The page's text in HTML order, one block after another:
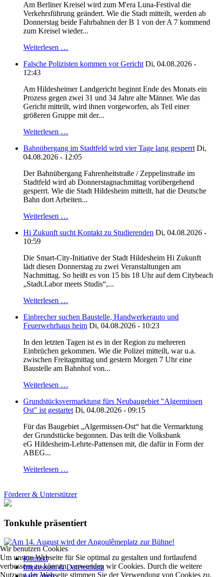
Am Berliner Kreisel wird zum M'era Luna-Festival die
Verkehrsführung geändert. Wie die Stadt mitteilt, werden ab
Donnerstag beide Fahrbahnen der B 1 von der A 7 kommend
zum Kreisel wieder...
Weiterlesen …
Falsche Polizisten kommen vor Gericht Di, 04.08.2026 -
12:43
Am Hildesheimer Landgericht beginnt Ende des Monats ein
Prozess gegen zwei 31 und 34 Jahre alte Männer. Wie das
Gericht mitteilt, wird ihnen vorgeworfen, als Teil einer
größeren Gruppe mit der...
Weiterlesen …
Bahnübergang im Stadtfeld wird vier Tage lang gesperrt Di,
04.08.2026 - 12:05
Der Bahnübergang Fahrenheitstraße / Zeppelinstraße im
Stadtfeld wird ab Donnerstagnachmittag vorübergehend
gesperrt. Wie die Stadt Hildesheim mitteilt, hat die Deutsche
Bahn dort Arbeiten...
Weiterlesen …
Hi Zukunft sucht Kontakt zu Studierenden Di, 04.08.2026 -
10:59
Die Smart-City-Initiative der Stadt Hildesheim Hi Zukunft
lädt diesen Donnerstag zu zwei Veranstaltungen am
Nachmittag. So heißt es von 15 bis 18 Uhr auf dem Citybeach
„Stadt.Labor meets Studis“,...
Weiterlesen …
Einbrecher suchen Baustelle, Handwerkerauto und
Feuerwehrhaus heim Di, 04.08.2026 - 10:23
In den letzten Tagen ist es in der Region zu mehreren
Einbrüchen gekommen. Wie die Polizei mitteilt, war u.a.
zwischen Freitagmittag und gestern Morgen 7 Uhr eine
Baustelle am Bahnhof von...
Weiterlesen …
Grundstücksvermarktung fürs Neubaugebiet "Algermissen
Ost" ist gestartet Di, 04.08.2026 - 09:15
Für das Baugebiet „Algermissen-Ost“ hat die Vermarktung
der Grundstücke begonnen. Das teilt die Volksbank
eG Hildesheim-Lehrte-Pattensen mit, die dafür in Form der
ABEG...
Weiterlesen …
Förderer & Unterstützer
Tonkuhle präsentiert
Kontakt
Impressum & Datenschutz
Wir benutzen Cookies
Um unsere Webseite für Sie optimal zu gestalten und fortlaufend
verbessern zu können, verwenden wir Cookies. Durch die weitere
Nutzung der Webseite stimmen Sie der Verwendung von Cookies zu.